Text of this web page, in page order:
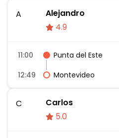
A
Alejandro
4.9
11:00
Punta del Este
12:49
Montevideo
C
Carlos
5.0